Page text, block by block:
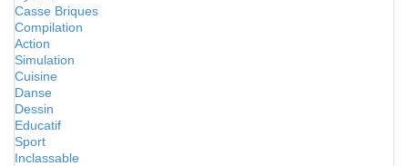
Casse Briques
Compilation
Action
Simulation
Cuisine
Danse
Dessin
Educatif
Sport
Inclassable